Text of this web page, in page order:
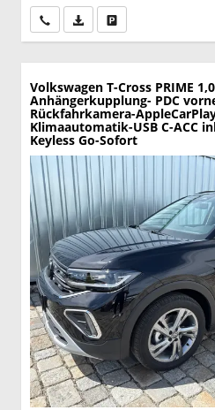
Wir rufen Sie an
PDF-Datei,
Volkswagen T-Cross PRIME
Anhängerkupplung- PDC
Rückfahrkamera-
Klimaautomatik-USB C-ACC
Keyless Go-Sofort